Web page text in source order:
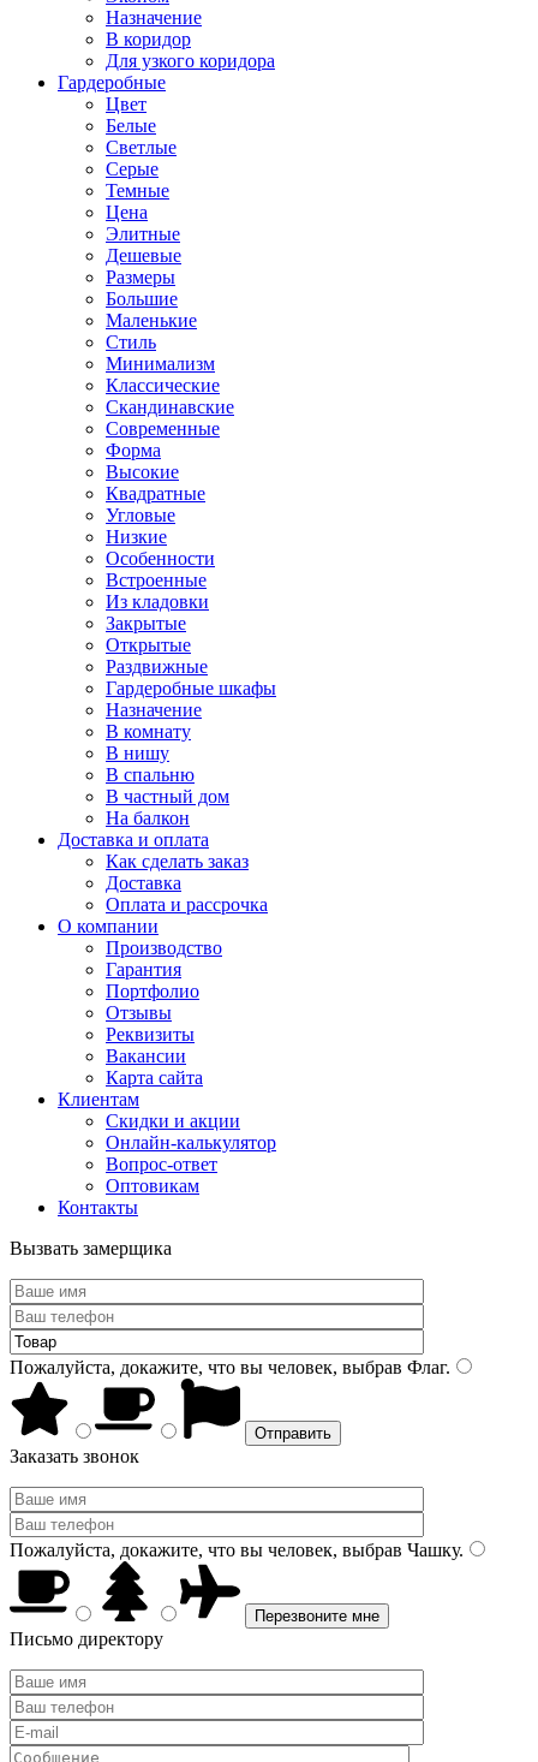
Назначение
В коридор
Для узкого коридора
Гардеробные
Цвет
Белые
Светлые
Серые
Темные
Цена
Элитные
Дешевые
Размеры
Большие
Маленькие
Стиль
Минимализм
Классические
Скандинавские
Современные
Форма
Высокие
Квадратные
Угловые
Низкие
Особенности
Встроенные
Из кладовки
Закрытые
Открытые
Раздвижные
Гардеробные шкафы
Назначение
В комнату
В нишу
В спальню
В частный дом
На балкон
Доставка и оплата
Как сделать заказ
Доставка
Оплата и рассрочка
О компании
Производство
Гарантия
Портфолио
Отзывы
Реквизиты
Вакансии
Карта сайта
Клиентам
Скидки и акции
Онлайн-калькулятор
Вопрос-ответ
Оптовикам
Контакты
Вызвать замерщика
Пожалуйста, докажите, что вы человек, выбрав Флаг.
Заказать звонок
Пожалуйста, докажите, что вы человек, выбрав Чашку.
Письмо директору